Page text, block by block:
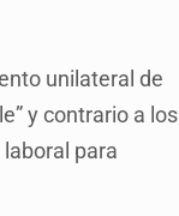
unilateral de
y contrario a los
para